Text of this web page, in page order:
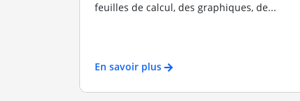
feuilles de calcul, des graphiques, de...
En savoir plus